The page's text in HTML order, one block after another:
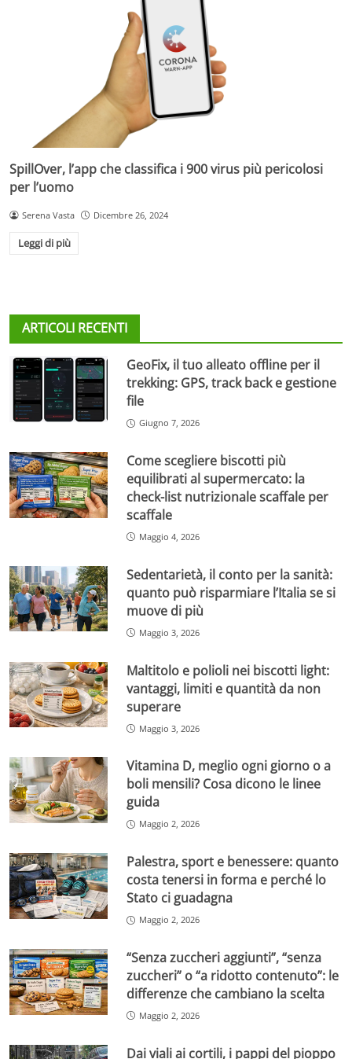
SpillOver, l’app che classifica i 900 virus più pericolosi
per l’uomo
Serena Vasta Dicembre 26, 2024
Leggi di più
ARTICOLI RECENTI
GeoFix, il tuo alleato offline per il
trekking: GPS, track back e gestione
file
Giugno 7, 2026
Come scegliere biscotti più
equilibrati al supermercato: la
check-list nutrizionale scaffale per
scaffale
Maggio 4, 2026
Sedentarietà, il conto per la sanità:
quanto può risparmiare l’Italia se si
muove di più
Maggio 3, 2026
Maltitolo e polioli nei biscotti light:
vantaggi, limiti e quantità da non
superare
Maggio 3, 2026
Vitamina D, meglio ogni giorno o a
boli mensili? Cosa dicono le linee
guida
Maggio 2, 2026
Palestra, sport e benessere: quanto
costa tenersi in forma e perché lo
Stato ci guadagna
Maggio 2, 2026
“Senza zuccheri aggiunti”, “senza
zuccheri” o “a ridotto contenuto”: le
differenze che cambiano la scelta
Maggio 2, 2026
Dai viali ai cortili, i pappi del pioppo